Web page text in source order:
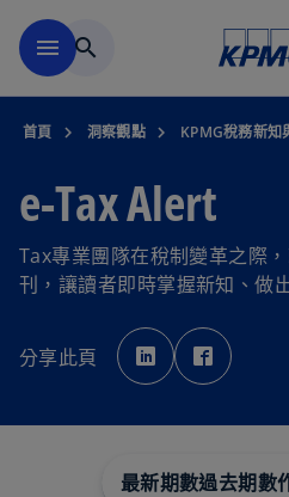
menu search
首頁 洞察觀點 KPMG稅務新知
e-Tax Alert
Tax專業團隊在稅制變革之際
刊，讓讀者即時掌握新知、做
分享此頁
在
新
標
籤
新
標
最新期數過去期數